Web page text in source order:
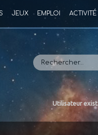
JEUX EMPLOI ACTIVITÉ
Utilisateur